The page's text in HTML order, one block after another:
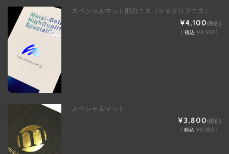
スペシャルマット部分ニス（ＵＶクリアニス）
¥4,100(税別)
( 税込 ¥4,510 )
スペシャルマット
¥3,800(税別)
( 税込 ¥4,180 )